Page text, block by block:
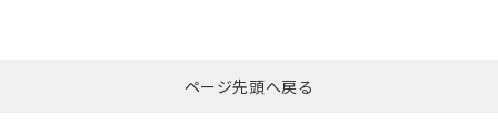
ページ先頭へ戻る